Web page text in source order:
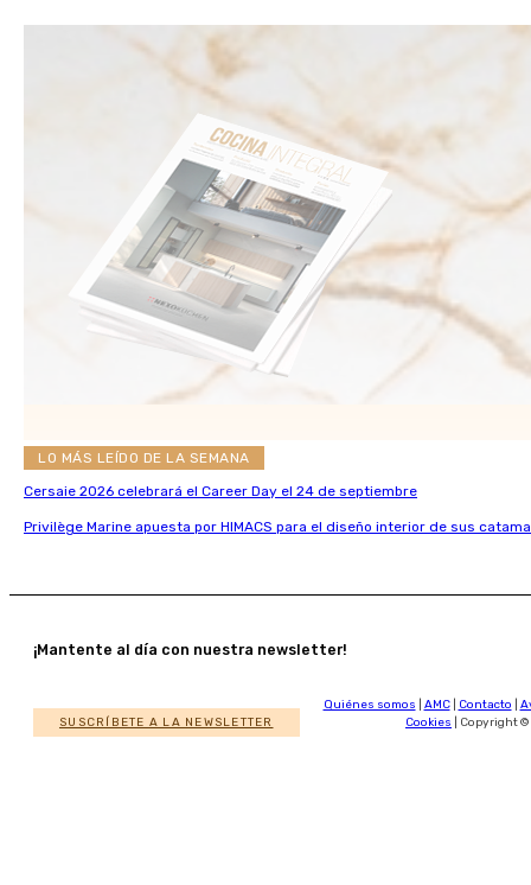
LO MÁS LEÍDO DE LA SEMANA
Cersaie 2026 celebrará el Career Day el 24 de septiembre
Privilège Marine apuesta por HIMACS para el diseño interior de sus
¡Mantente al día con nuestra newsletter!
SUSCRÍBETE A LA NEWSLETTER
Quiénes somos AMC| Contacto
Cookies | Copyright